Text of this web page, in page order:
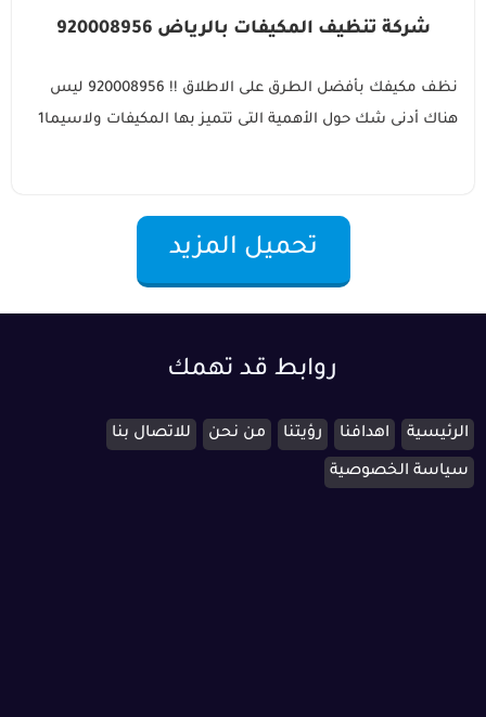
شركة تنظيف المكيفات بالرياض 920008956
نظف مكيفك بأفضل الطرق على الاطلاق !! 920008956 ليس
هناك أدنى شك حول الأهمية التى تتميز بها المكيفات ولاسيما1
تحميل المزيد
روابط قد تهمك
الرئيسية اهدافنا رؤيتنا من نحن للاتصال بنا
سياسة الخصوصية